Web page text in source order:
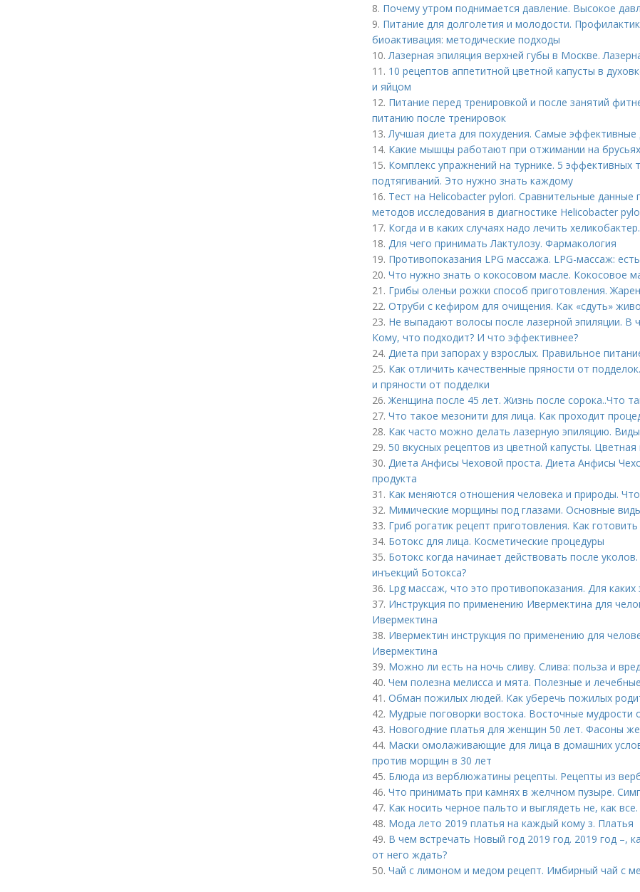
8. Почему утром поднимается давление. Высокое
9. Питание для долголетия и молодости.
биоактивация: методические подходы
10.Лазерная эпиляция верхней губы в Москве.
11. 10 рецептов аппетитной цветной капусты в
и яйцом
12. Питание перед тренировкой и после занятий
питанию после тренировок
13.Лучшая диета для похудения. Самые
14. Какие мышцы работают при отжимании на
15. Комплекс упражнений на турнике. 5 эффективных
подтягиваний. Это нужно знать каждому
16. Тест на Helicobacter pylori. Сравнительные
методов исследования в диагностике Helicobacter
17. Когда и в каких случаях надо лечить
18. Для чего принимать Лактулозу. Фармакология
19. Противопоказания LPG массажа. LPG-массаж:
20. Что нужно знать о кокосовом масле. Кокосовое
21. Грибы оленьи рожки способ приготовления.
22. Отруби с кефиром для очищения. Как «сдуть»
23. Не выпадают волосы после лазерной эпиляции. В
Кому, что подходит? И что эффективнее?
24. Диета при запорах у взрослых. Правильное
25. Как отличить качественные пряности от
и пряности от подделки
26.Женщина после 45 лет. Жизнь после сорока..Что
27. Что такое мезонити для лица. Как проходит
28. Как часто можно делать лазерную эпиляцию.
29. 50 вкусных рецептов из цветной капусты. Цветная
30. Диета Анфисы Чеховой проста. Диета Анфисы
продукта
31. Как меняются отношения человека и природы.
32. Мимические морщины под глазами. Основные
33. Гриб рогатик рецепт приготовления. Как
34. Ботокс для лица. Косметические процедуры
35. Ботокс когда начинает действовать после
инъекций Ботокса?
36. Lpg массаж, что это противопоказания. Для
37. Инструкция по применению Ивермектина для
Ивермектина
38. Ивермектин инструкция по применению для
Ивермектина
39. Можно ли есть на ночь сливу. Слива: польза и
40. Чем полезна мелисса и мята. Полезные и
41. Обман пожилых людей. Как уберечь пожилых
42. Мудрые поговорки востока. Восточные мудрости
43. Новогодние платья для женщин 50 лет. Фасоны
44. Маски омолаживающие для лица в домашних
против морщин в 30 лет
45. Блюда из верблюжатины рецепты. Рецепты из
46. Что принимать при камнях в желчном пузыре.
47. Как носить черное пальто и выглядеть не, как
48. Мода лето 2019 платья на каждый кому з. Платья
49. В чем встречать Новый год 2019 год. 2019 год –,
от него ждать?
50. Чай с лимоном и медом рецепт. Имбирный чай с